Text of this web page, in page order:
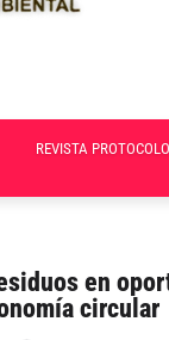
REVISTA PROTOCOLO
en
circular